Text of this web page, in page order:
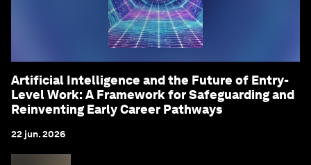
Artificial Intelligence and the Future of Entry-
Level Work: A Framework for Safeguarding and
Reinventing Early Career Pathways
22 jun. 2026